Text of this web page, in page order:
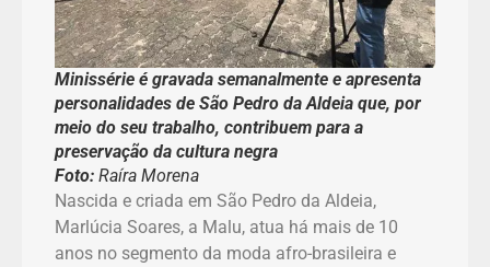
Minissérie é gravada semanalmente e apresenta
personalidades de São Pedro da Aldeia que, por
meio do seu trabalho, contribuem para a
preservação da cultura negra
Foto: Raíra Morena
Nascida e criada em São Pedro da Aldeia,
Marlúcia Soares, a Malu, atua há mais de 10
anos no segmento da moda afro-brasileira e